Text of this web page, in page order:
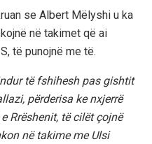
se Albert Mëlyshi u ka
në takimet që ai
të punojnë me të.
të fshihesh pas gishtit
përderisa ke nxjerrë
Rrëshenit, të cilët çojnë
në takime me Ulsi